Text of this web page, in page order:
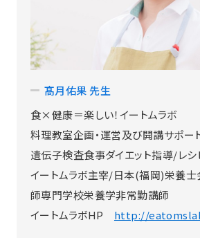
髙月佑果 先生
食×健康＝楽しい！イートムラボ
料理教室企画・運営及び開講サポー
遺伝子検査食事ダイエット指導/レ
イートムラボ主宰/日本(福岡)栄養
師専門学校栄養学非常勤講師
イートムラボHP http://